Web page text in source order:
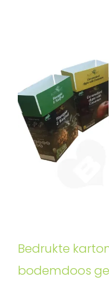
Bedrukte
bodemdoos